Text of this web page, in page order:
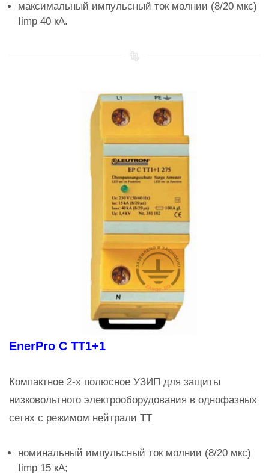
максимальный импульсный ток молнии (8/20 мкс)
Iimp 40 кА.
EnerPro C TT1+1
Компактное 2-х полюсное УЗИП для защиты
низковольтного электрооборудования в однофазных
сетях с режимом нейтрали TT
номинальный импульсный ток молнии (8/20 мкс)
Iimp 15 кА;